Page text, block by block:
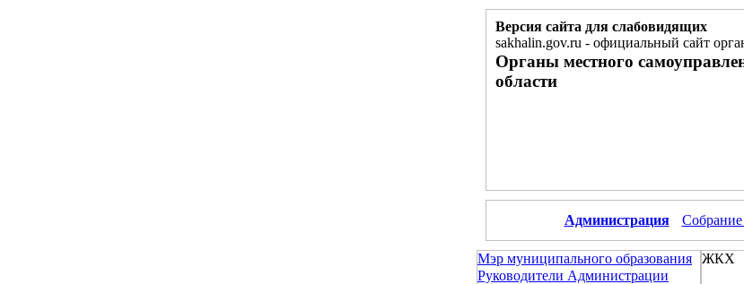
Версия сайта для слабовидящих
sakhalin.gov.ru - официальный сайт
Органы местного
области
Администрация Собрание
Мэр муниципального образования
Руководители Администрации
ЖКХ